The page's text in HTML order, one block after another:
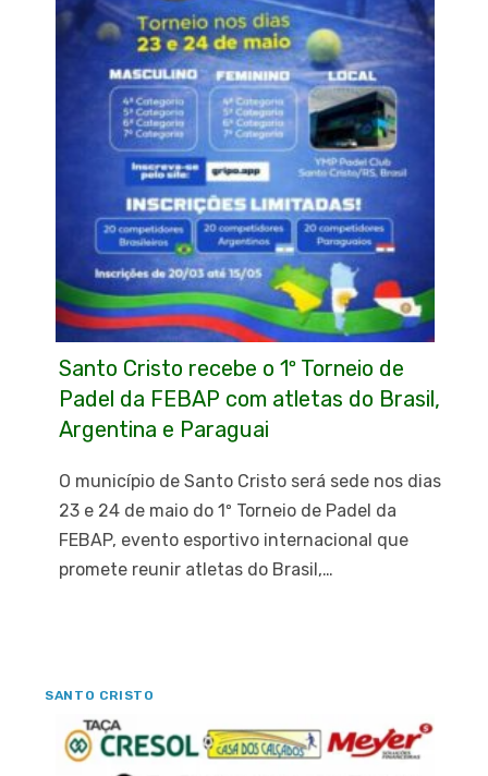
Santo Cristo recebe o 1º Torneio de
Padel da FEBAP com atletas do Brasil,
Argentina e Paraguai
O município de Santo Cristo será sede nos dias
23 e 24 de maio do 1º Torneio de Padel da
FEBAP, evento esportivo internacional que
promete reunir atletas do Brasil,…
SANTO CRISTO